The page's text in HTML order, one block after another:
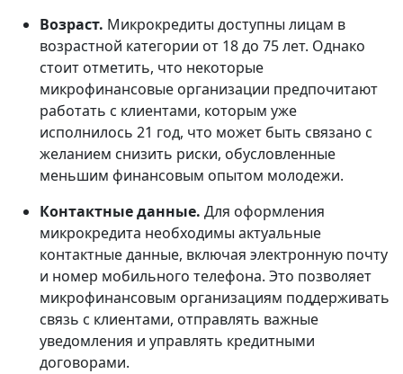
Возраст. Микрокредиты доступны лицам в
возрастной категории от 18 до 75 лет. Однако
стоит отметить, что некоторые
микрофинансовые организации предпочитают
работать с клиентами, которым уже
исполнилось 21 год, что может быть связано с
желанием снизить риски, обусловленные
меньшим финансовым опытом молодежи.
Контактные данные. Для оформления
микрокредита необходимы актуальные
контактные данные, включая электронную почту
и номер мобильного телефона. Это позволяет
микрофинансовым организациям поддерживать
связь с клиентами, отправлять важные
уведомления и управлять кредитными
договорами.